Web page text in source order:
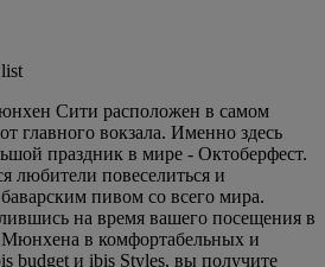
Сити расположен в самом
главного вокзала. Именно здесь
праздник в мире - Октоберфест.
любители повеселиться и
пивом со всего мира.
на время вашего посещения в
в комфортабельных и
budget и ibis Styles, вы получите